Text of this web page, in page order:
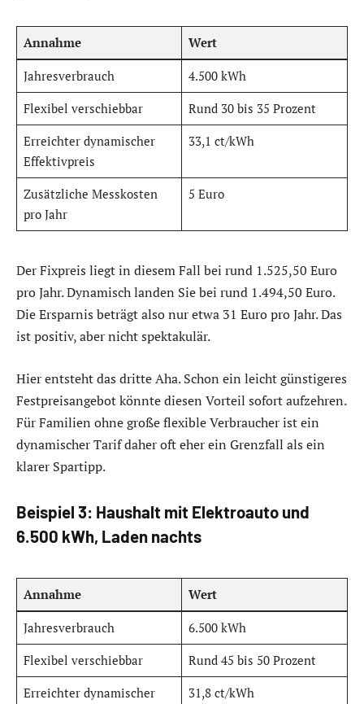
Annahme Wert
Jahresverbrauch
4.500 kWh
Flexibel verschiebbar
Rund 30 bis 35 Prozent
Erreichter dynamischer
Effektivpreis
33,1 ct/kWh
Zusätzliche Messkosten
pro Jahr
5 Euro
Der Fixpreis liegt in diesem Fall bei rund 1.525,50 Euro
pro Jahr. Dynamisch landen Sie bei rund 1.494,50 Euro.
Die Ersparnis beträgt also nur etwa 31 Euro pro Jahr. Das
ist positiv, aber nicht spektakulär.
Hier entsteht das dritte Aha. Schon ein leicht günstigeres
Festpreisangebot könnte diesen Vorteil sofort aufzehren.
Für Familien ohne große flexible Verbraucher ist ein
dynamischer Tarif daher oft eher ein Grenzfall als ein
klarer Spartipp.
Beispiel 3: Haushalt mit Elektroauto und
6.500 kWh, Laden nachts
Annahme Wert
Jahresverbrauch
6.500 kWh
Flexibel verschiebbar
Rund 45 bis 50 Prozent
Erreichter dynamischer
31,8 ct/kWh